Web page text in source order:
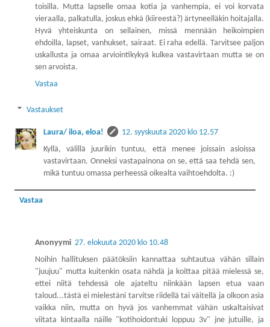
toisilla. Mutta lapselle omaa kotia ja vanhempia, ei voi korvata
vieraalla, palkatulla, joskus ehkä (kiireestä?) ärtyneelläkin hoitajalla.
Hyvä yhteiskunta on sellainen, missä mennään heikoimpien
ehdoilla, lapset, vanhukset, sairaat. Ei raha edellä. Tarvitsee paljon
uskallusta ja omaa arviointikykyä kulkea vastavirtaan mutta se on
sen arvoista.
Vastaa
Vastaukset
Laura/ iloa, eloa!
12. syyskuuta 2020 klo 12.57
Kyllä, välillä juurikin tuntuu, että menee joissain asioissa
vastavirtaan. Onneksi vastapainona on se, että saa tehdä sen,
mikä tuntuu omassa perheessä oikealta vaihtoehdolta. :)
Vastaa
Anonyymi 27. elokuuta 2020 klo 10.48
Noihin hallituksen päätöksiin kannattaa suhtautua vähän sillain
"juujuu" mutta kuitenkin osata nähdä ja koittaa pitää mielessä se,
ettei niitä tehdessä ole ajateltu niinkään lapsen etua vaan
taloud...tästä ei mielestäni tarvitse riidellä tai väitellä ja olkoon asia
vaikka niin, mutta on hyvä jos vanhemmat vähän uskaltaisivat
viitata kintaalla näille "kotihoidontuki loppuu 3v" jne jutuille, ja